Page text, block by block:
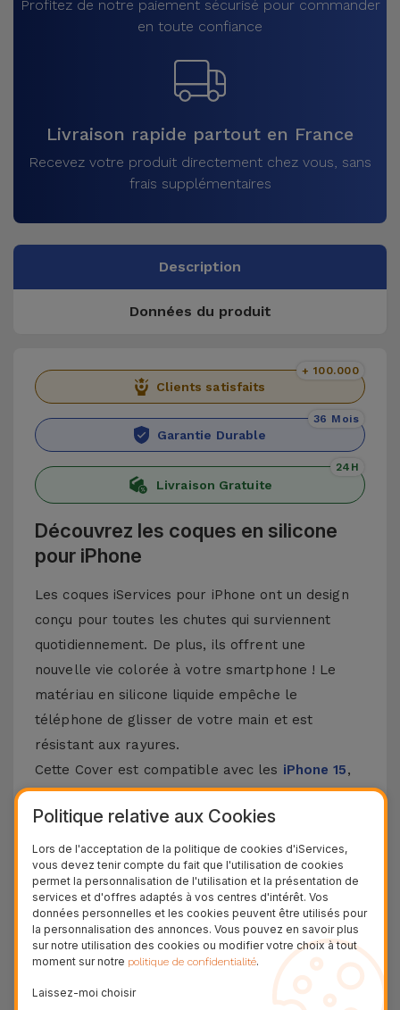
Profitez de notre paiement sécurisé pour commander
en toute confiance
Livraison rapide partout en France
Recevez votre produit directement chez vous, sans
frais supplémentaires
Description
Données du produit
Clients satisfaits
+ 100.000
Garantie Durable
36 Mois
Livraison Gratuite
24H
Découvrez les coques en silicone
pour iPhone
Les coques iServices pour iPhone ont un design
conçu pour toutes les chutes qui surviennent
quotidiennement. De plus, ils offrent une
nouvelle vie colorée à votre smartphone ! Le
matériau en silicone liquide empêche le
téléphone de glisser de votre main et est
résistant aux rayures.
Cette Cover est compatible avec les iPhone 15,
14, 13, 12, entre autres, ainsi qu'avec le modèle le
plus populaire d'Apple, l'iPhone 16et
Protection à 3 couches avec coques en
silicone
Nos coques en silicone pour iPhone ont une
construction robuste et de qualité, avec une
construction à trois couches, pour éviter au
maximum les accidents et les casses !
Politique relative aux Cookies
Lors de l'acceptation de la politique de cookies d'iServices,
vous devez tenir compte du fait que l'utilisation de cookies
permet la personnalisation de l'utilisation et la présentation de
services et d'offres adaptés à vos centres d'intérêt. Vos
données personnelles et les cookies peuvent être utilisés pour
la personnalisation des annonces. Vous pouvez en savoir plus
sur notre utilisation des cookies ou modifier votre choix à tout
moment sur notre politique de confidentialité.
Laissez-moi choisir